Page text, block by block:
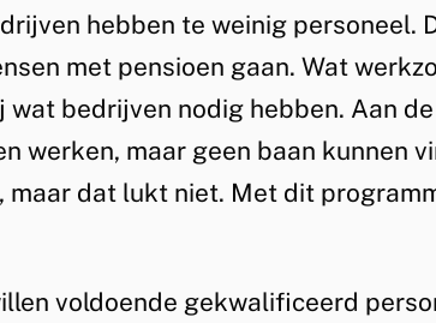
hebben te weinig personeel.
met pensioen gaan. Wat
wat bedrijven nodig hebben. Aan
werken, maar geen baan kunnen
maar dat lukt niet. Met dit
voldoende gekwalificeerd